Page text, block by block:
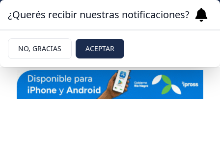
¿Querés recibir nuestras notificaciones?
NO, GRACIAS ACEPTAR